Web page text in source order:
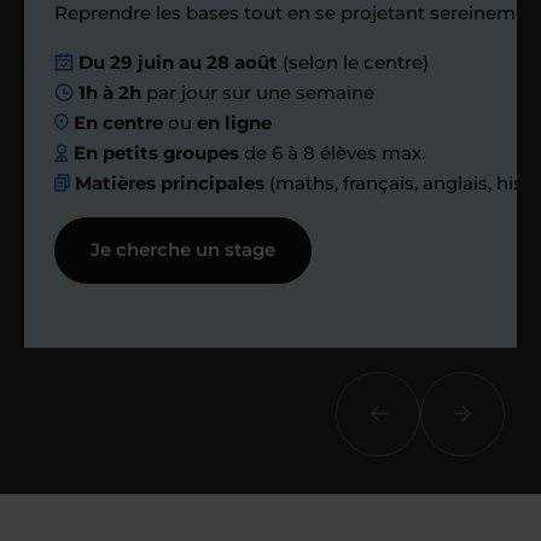
Étape 4
Nous planifions
ensemble des
échanges réguliers
Afin de suivre le travail et les progrès
Reprendre les bases tout en se projetant
Du 29 juin au 28 août (selon le centre)
1h à 2h par jour sur une semaine
En centre ouen ligne
En petits groupes de 6 à 8 élèves max.
Matières principales (maths, français, anglais,
Je cherche un stage